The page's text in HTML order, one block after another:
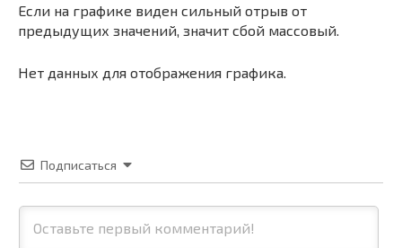
Если на графике виден сильный отрыв от
предыдущих значений, значит сбой массовый.
Нет данных для отображения графика.
Подписаться